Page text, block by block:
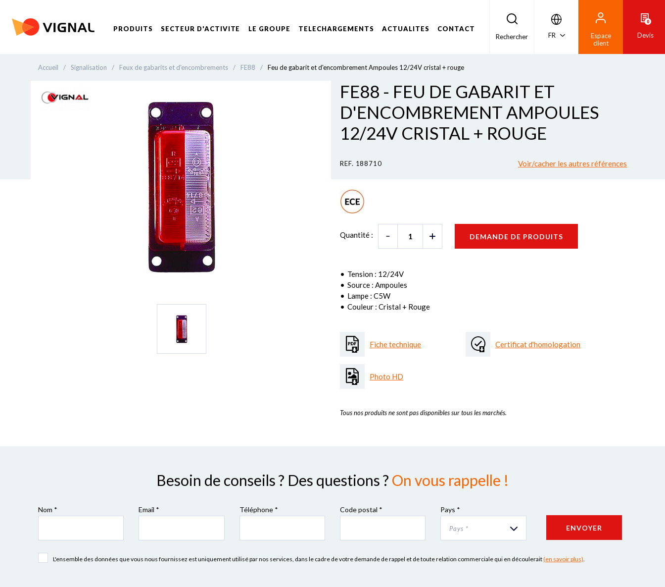
PRODUITS SECTEUR D'ACTIVITE LE GROUPE TELECHARGEMENTS ACTUALITES
CONTACT
Rechercher
FR
Espace
client
0
Devis
Accueil / Signalisation / Feux de gabarits et d'encombrements / FE88 / Feu de gabarit et d'encombrement Ampoules 12/24V cristal + rouge
FE88 - FEU DE GABARIT ET
D'ENCOMBREMENT AMPOULES
12/24V CRISTAL + ROUGE
REF. 188710 Voir/cacher les autres références
Quantité : DEMANDE DE PRODUITS
Tension : 12/24V
Source : Ampoules
Lampe : C5W
Couleur : Cristal + Rouge
Fiche technique
Photo HD
Certificat d'homologation
Tous nos produits ne sont pas disponibles sur tous les marchés.
Besoin de conseils ? Des questions ? On vous rappelle !
Nom * Email * Téléphone * Code postal * Pays *
Pays * ENVOYER
L'ensemble des données que vous nous fournissez est uniquement utilisé par nos services, dans le cadre de votre demande de rappel et de toute relation commerciale qui en découlerait(en savoir plus).